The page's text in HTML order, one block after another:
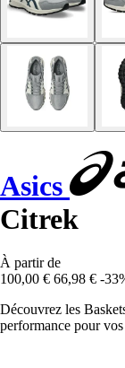
Asics
Citrek
À partir de
100,00 € 66,98 € -
Découvrez les
performance pour